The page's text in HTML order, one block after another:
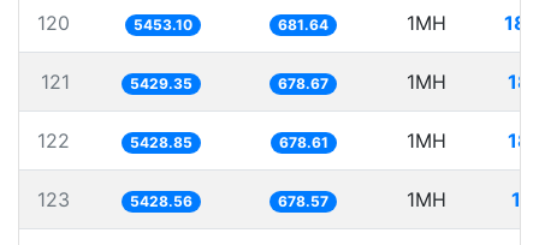
120 5453.10 681.64 1MH
121 5429.35 678.67 1MH
122 5428.85 678.61 1MH
123 5428.56 678.57 1MH